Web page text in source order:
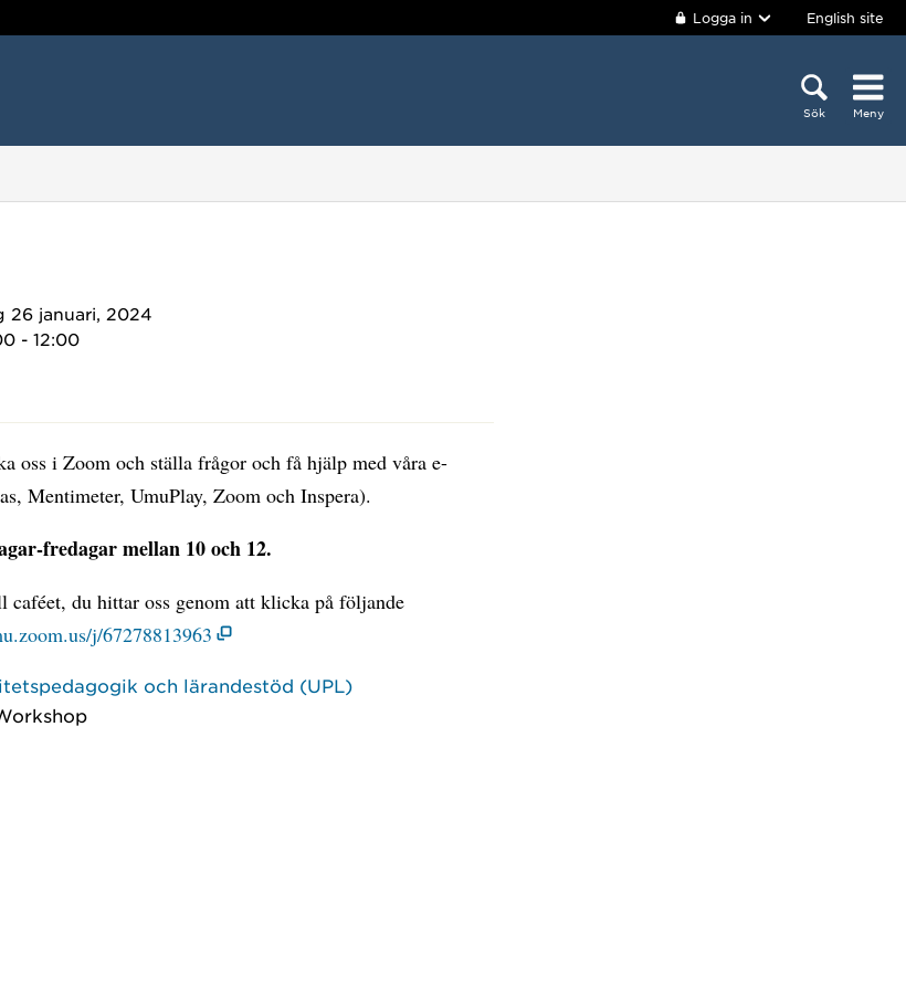
Logga in English site
Sök Meny
26 januari, 2024
- 12:00
oss i Zoom och ställa frågor och få hjälp med våra e-
Mentimeter, UmuPlay, Zoom och Inspera).
fredagar mellan 10 och 12.
caféet, du hittar oss genom att klicka på följande
j/67278813963
och lärandestöd (UPL)